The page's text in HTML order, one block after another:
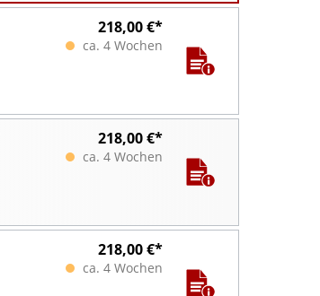
218,00 €*
ca. 4 Wochen
218,00 €*
ca. 4 Wochen
218,00 €*
ca. 4 Wochen